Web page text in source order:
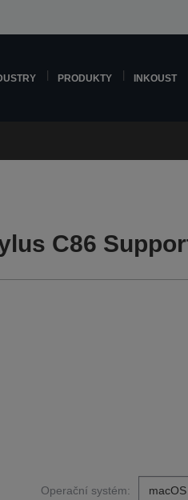
PRODUKTY INKOUST
C86
Operační systém: